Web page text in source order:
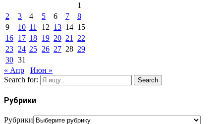
1
2
3 4 5 6 7
8
9
10 11 12 13 14 15
16 17 18 19 20 21
22
23 24 25 26 27 28 29
30 31
« Апр
Июн »
Search for:
Search
Рубрики
Рубрики